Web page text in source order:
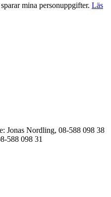
mina personuppgifter. Läs
Jonas Nordling, 08-588 098 38
588 098 31